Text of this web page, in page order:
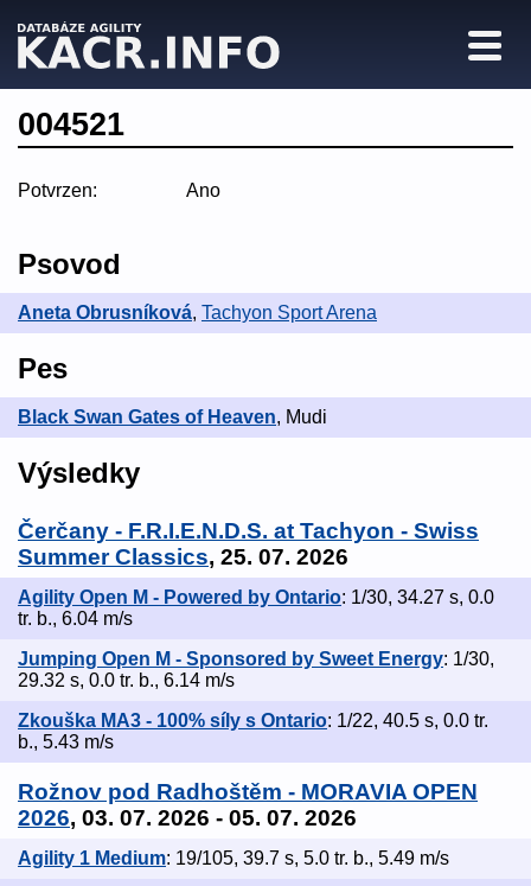
004521
Potvrzen: Ano
Psovod
Aneta Obrusníková, Tachyon Sport Arena
Pes
Black Swan Gates of Heaven, Mudi
Výsledky
Čerčany - F.R.I.E.N.D.S. at Tachyon - Swiss
Summer Classics, 25. 07. 2026
Agility Open M - Powered by Ontario: 1/30, 34.27 s, 0.0
tr. b., 6.04 m/s
Jumping Open M - Sponsored by Sweet Energy: 1/30,
29.32 s, 0.0 tr. b., 6.14 m/s
Zkouška MA3 - 100% síly s Ontario: 1/22, 40.5 s, 0.0 tr.
b., 5.43 m/s
Rožnov pod Radhoštěm - MORAVIA OPEN
2026, 03. 07. 2026 - 05. 07. 2026
Agility 1 Medium: 19/105, 39.7 s, 5.0 tr. b., 5.49 m/s